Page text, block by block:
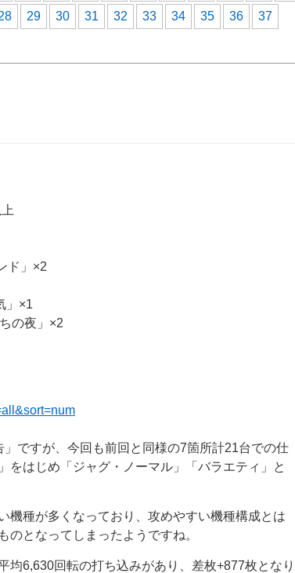
29 30 31 32 33 34 35 36 37
ド」×2
」×1
の夜」×2
ですが、今回も前回と同様の7箇所計21台での仕
をはじめ「ジャグ・ノーマル」「バラエティ」と
機種が多くなっており、攻めやすい機種構成とは
のとなってしまったようですね。
6,630回転の打ち込みがあり、差枚+877枚となり